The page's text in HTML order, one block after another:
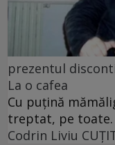
prezentul
La o cafea
Cu puţină
treptat, pe toate.
Codrin Liviu